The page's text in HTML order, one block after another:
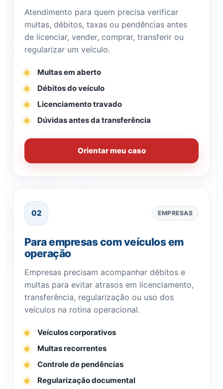
Atendimento para quem precisa verificar
multas, débitos, taxas ou pendências antes
de licenciar, vender, comprar, transferir ou
regularizar um veículo.
Multas em aberto
Débitos do veículo
Licenciamento travado
Dúvidas antes da transferência
Orientar meu caso
02 EMPRESAS
Para empresas com veículos em
operação
Empresas precisam acompanhar débitos e
multas para evitar atrasos em licenciamento,
transferência, regularização ou uso dos
veículos na rotina operacional.
Veículos corporativos
Multas recorrentes
Controle de pendências
Regularização documental